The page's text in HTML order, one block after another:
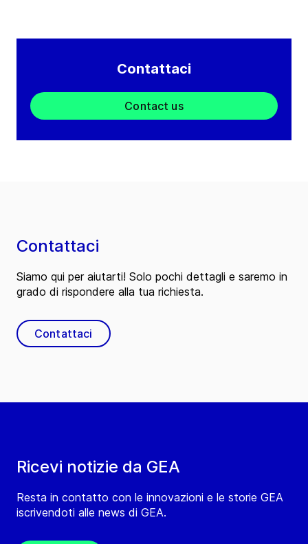
Contattaci
Contact us
Ricevi notizie da GEA
Resta in contatto con le innovazioni e le storie GEA
iscrivendoti alle news di GEA.
Contattaci
Siamo qui per aiutarti! Solo pochi dettagli e saremo in
grado di rispondere alla tua richiesta.
Contattaci